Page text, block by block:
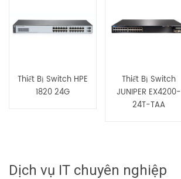
Thiết Bị Switch HPE
1820 24G
Thiết Bị Switch
JUNIPER EX4200-
24T-TAA
Dịch vụ IT chuyên nghiệp